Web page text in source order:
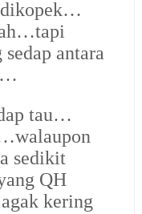
dikopek…
antara
tau…
sedikit
QH
kering